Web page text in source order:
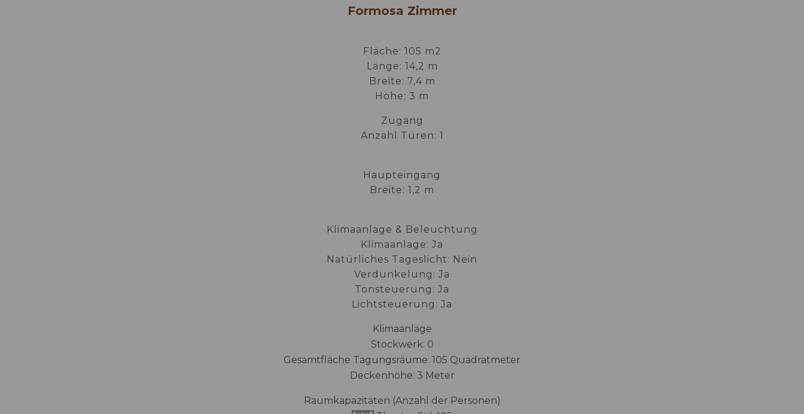
Formosa Zimmer
Fläche: 105 m2
Länge: 14,2 m
Breite: 7,4 m
Höhe: 3 m
Zugang
Anzahl Türen: 1
Haupteingang
Breite: 1,2 m
Klimaanlage & Beleuchtung
Klimaanlage: Ja
Natürliches Tageslicht: Nein
Verdunkelung: Ja
Tonsteuerung: Ja
Lichtsteuerung: Ja
Klimaanlage
Stockwerk: 0
Gesamtfläche Tagungsräume: 105 Quadratmeter
Deckenhöhe: 3 Meter
Raumkapazitäten (Anzahl der Personen)